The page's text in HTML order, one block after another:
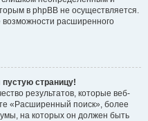
в phpBB не осуществляется.
возможности расширенного
пустую страницу!
результатов, которые веб-
«Расширенный поиск», более
на которых он должен быть